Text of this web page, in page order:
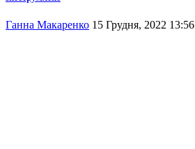
Ганна Макаренко 15 Грудня, 2022 13:56